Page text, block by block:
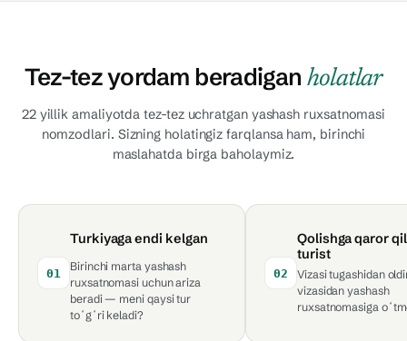
Tez-tez yordam beradigan holatlar
22 yillik amaliyotda tez-tez uchratgan yashash ruxsatnomasi
nomzodlari. Sizning holatingiz farqlansa ham, birinchi
maslahatda birga baholaymiz.
01
Turkiyaga endi kelgan
Birinchi marta yashash
ruxsatnomasi uchun ariza
beradi — meni qaysi tur
toʻgʻri keladi?
02
Qolishga qaror
turist
Vizasi tugashidan
vizasidan yashash
ruxsatnomasiga